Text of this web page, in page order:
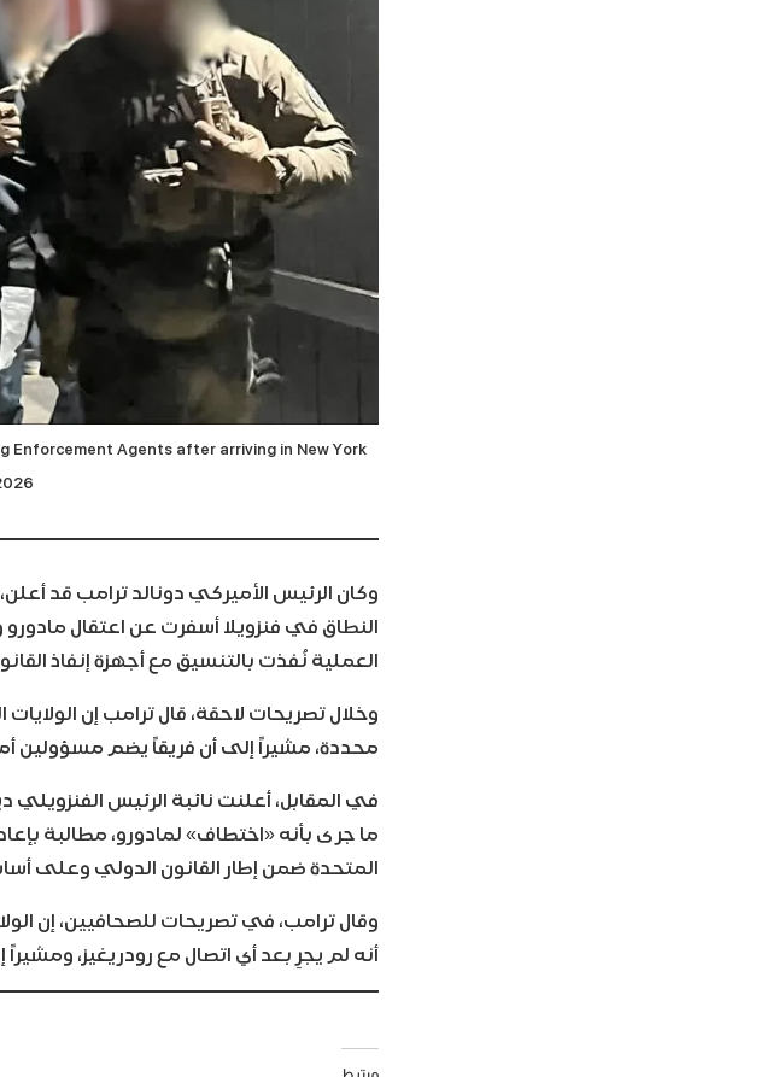
Enforcement Agents after arriving in New York
وكان الرئيس الأميركي دونالد ترامب قد
النطاق في فنزويلا أسفرت عن اعتقال
العملية نُفذت بالتنسيق مع أجهزة إنفاذ
وخلال تصريحات لاحقة، قال ترامب إن
محددة، مشيراً إلى أن فريقاً يضم مسؤولين
في المقابل، أعلنت نائبة الرئيس
ما جرى بأنه «اختطاف» لمادورو، مطالبة
المتحدة ضمن إطار القانون الدولي وعلى
وقال ترامب، في تصريحات للصحافيين، إن
أنه لم يجرِ بعد أي اتصال مع رودريغيز،